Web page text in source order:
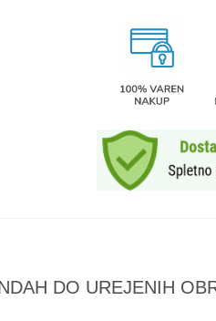
DO UREJENIH